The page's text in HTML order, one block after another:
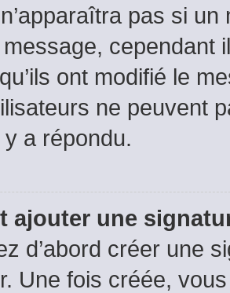
pas si
cependant
ont modifié le
ne peuvent
y a répondu.
ajouter une
d’abord créer une
Une fois créée,